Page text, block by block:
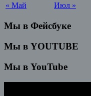
« Май Июл »
Мы в Фейсбуке
Мы в YOUTUBE
Мы в YouTube